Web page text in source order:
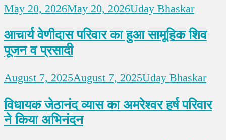
May 20, 2026May 20, 2026Uday Bhaskar
आचार्य वेणीदास परिवार का हुआ सामूहिक शिव
पूजन व प्रसादी
August 7, 2025August 7, 2025Uday Bhaskar
विधायक जेठानंद व्यास का अमरेश्वर हर्ष परिवार
ने किया अभिनंदन